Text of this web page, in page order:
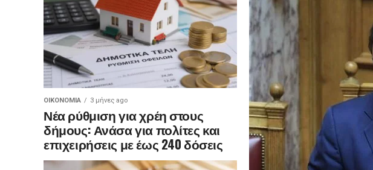
ΟΙΚΟΝΟΜΊΑ 3 μήνες ago
Νέα ρύθμιση για χρέη στους
δήμους: Ανάσα για πολίτες και
επιχειρήσεις με έως 240 δόσεις